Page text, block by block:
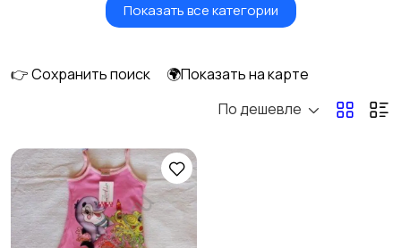
Игрушки и игры Детские коляски
Купание
Детская мебель
Показать все категории
👉 Сохранить поиск
🌍Показать на карте
По дешевле